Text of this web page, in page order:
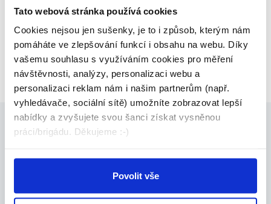
Tato webová stránka používá cookies
Cookies nejsou jen sušenky, je to i způsob, kterým nám
pomáháte ve zlepšování funkcí i obsahu na webu. Díky
vašemu souhlasu s využíváním cookies pro měření
návštěvnosti, analýzy, personalizaci webu a
personalizaci reklam nám i našim partnerům (např.
vyhledávače, sociální sítě) umožníte zobrazovat lepší
nabídky a zvyšujete svou šanci získat vysněnou
práci/brigádu. Děkujeme :-)
Povolit vše